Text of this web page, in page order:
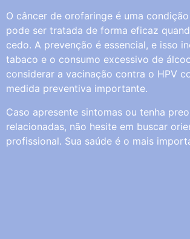
O câncer de orofaringe é uma
pode ser tratada de forma eficaz
cedo. A prevenção é essencial, e isso
tabaco e o consumo excessivo de
considerar a vacinação contra o HPV
medida preventiva importante.
Caso apresente sintomas ou tenha
relacionadas, não hesite em buscar
profissional. Sua saúde é o mais